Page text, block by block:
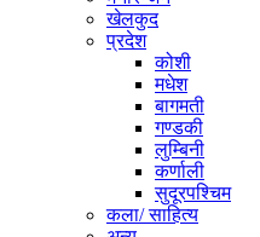
खेलकुद
प्रदेश
कोशी
मधेश
बागमती
गण्डकी
लुम्बिनी
कर्णाली
सुदूरपश्चिम
कला/ साहित्य